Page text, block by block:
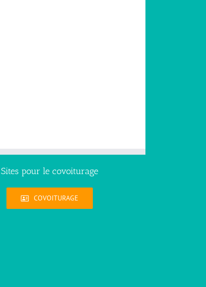
Sites pour le covoiturage
COVOITURAGE